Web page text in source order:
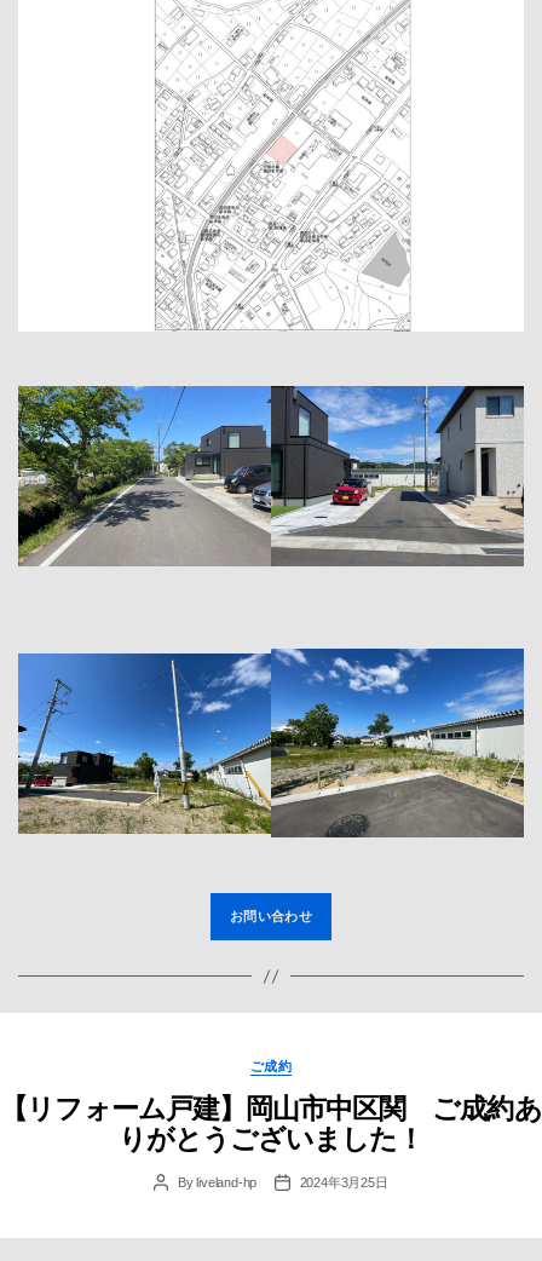
お問い合わせ
Categories
ご成約
【リフォーム戸建】岡山市中区関 ご成約あ
りがとうございました！
PostByliveland-hp
Post2024年3月25日